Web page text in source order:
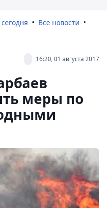
Все новости
16:20, 01 августа 2017
меры по